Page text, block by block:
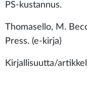
PS-kustannus.
Thomasello, M.
Press. (e-kirja)
Kirjallisuutta/